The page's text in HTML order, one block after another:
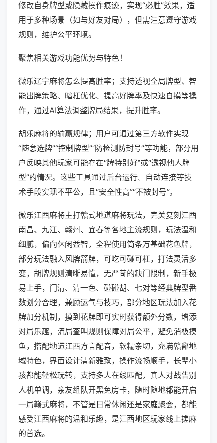
修改自身牌型或隐藏操作痕迹，实现“必胜”效果，适
用于多种场景（如与好友对局），但需注意遵守游戏
规则，维护公平环境。
聚焦相关游戏功能优势与特色！
微乐辽宁麻将怎么提高胜率；支持透视全局牌型、智
能出牌策略、暗杠优化、提高好牌率及快速自摸等操
作，通过AI算法调整牌局结果，提升胜率。
胡乐麻将的输赢规律；用户可通过第三方软件实现
“随意选牌”“控制牌型”“防检测防封号”等功能，部分用
户反映其他玩家可能存在“牌特别好”或“透视他人牌
型”的情况。这些工具通过后台运行、自动连接等技
术手段实现不平公，且“安全性高”“不被封号”。
微乐江西麻将主打赣式地道麻将玩法，完美复刻江西
南昌、九江、赣州、宜春等各地主流规则，玩法温和
细腻，偏向休闲益智，全程使用筒条万基础花色牌，
部分玩法融入风牌箭牌，可吃可碰可杠，打法灵活多
变，胡牌规则清晰易懂，无严苛的缺门限制，新手极
易上手，门清、清一色、碰碰胡、七对等经典牌型番
数划分合理，兼顾运气与技巧，部分地区玩法加入花
牌加分机制，摸到花牌即可实时获得额外分数，增添
对局乐趣，流局查叫规则保障对局公平，避免消极摸
鱼，搭配地道江西方言配音，软糯亲切，充满赣鄱地
域特色，界面设计清新雅致，操作流畅顺手，长辈小
孩都能轻松玩转，支持多人在线匹配，真人对战告别
人机单调，亲友组队开黑免房卡，随时随地都能开启
一局赣式麻将，不管是日常休闲还是家庭聚会，都能
感受江西麻将的温和乐趣，是江西地区玩家线上搓麻
的首选。